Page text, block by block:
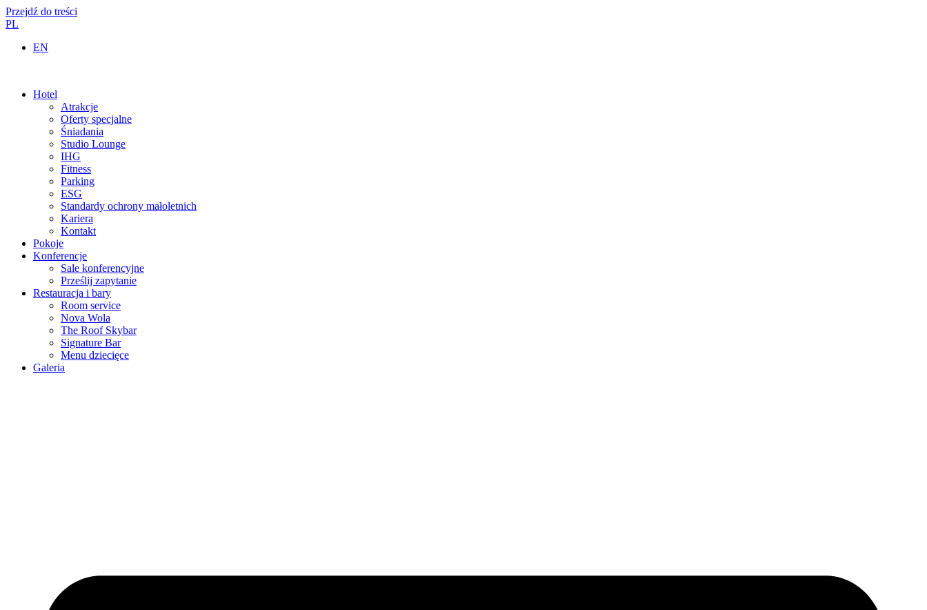
Przejdź do treści
PL
EN
Hotel
Atrakcje
Oferty specjalne
Śniadania
Studio Lounge
IHG
Fitness
Parking
ESG
Standardy ochrony małoletnich
Kariera
Kontakt
Pokoje
Konferencje
Sale konferencyjne
Prześlij zapytanie
Restauracja i bary
Room service
Nova Wola
The Roof Skybar
Signature Bar
Menu dziecięce
Galeria